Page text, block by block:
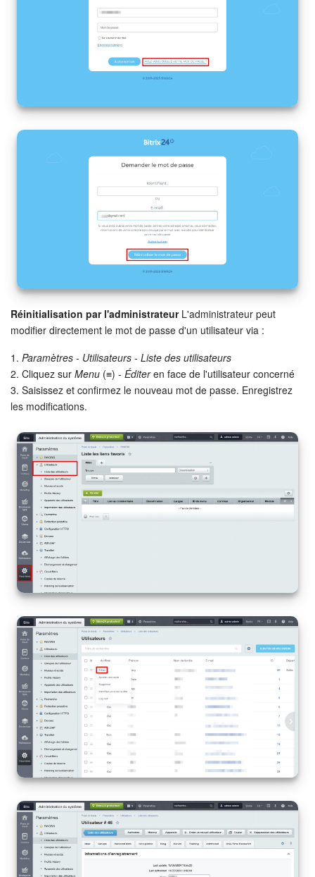
Réinitialisation par l'administrateurL'administrateur peut
modifier directement le mot de passe d'un utilisateur via :
1. Paramètres - Utilisateurs - Liste des utilisateurs
2. Cliquez sur Menu (≡) - Éditeren face de l'utilisateur concerné
3. Saisissez et confirmez le nouveau mot de passe. Enregistrez
les modifications.